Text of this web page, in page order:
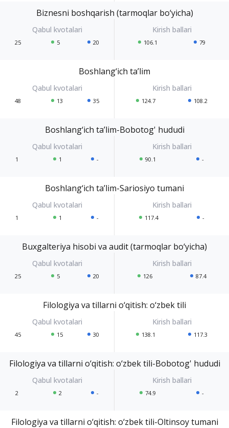
Biznesni boshqarish (tarmoqlar bo‘yicha)
25 5 20 106.1 79
Boshlang‘ich ta’lim
48 13 35 124.7 108.2
Boshlang‘ich ta’lim-Bobotog' hududi
1 1 - 90.1 -
Boshlang‘ich ta’lim-Sariosiyo tumani
1 1 - 117.4 -
Buxgalteriya hisobi va audit (tarmoqlar bo‘yicha)
25 5 20 126 87.4
Filologiya va tillarni o‘qitish: o‘zbek tili
45 15 30 138.1 117.3
Filologiya va tillarni o‘qitish: o‘zbek tili-Bobotog' hududi
2 2 - 74.9 -
Filologiya va tillarni o‘qitish: o‘zbek tili-Oltinsoy tumani